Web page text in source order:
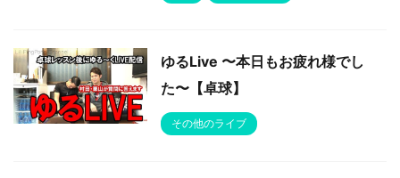
ゆるLive 〜本日もお疲れ様でし
た〜【卓球】
その他のライブ